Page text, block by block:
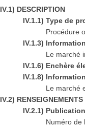
IV.1) DESCRIPTION
IV.1.1) Type de
Procédure
IV.1.3)
Le marché
IV.1.6) Enchère
IV.1.8)
Le marché
IV.2)
IV.2.1)
Numéro de